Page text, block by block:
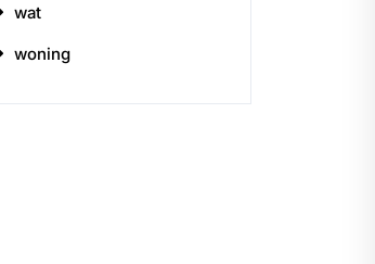
wat
woning